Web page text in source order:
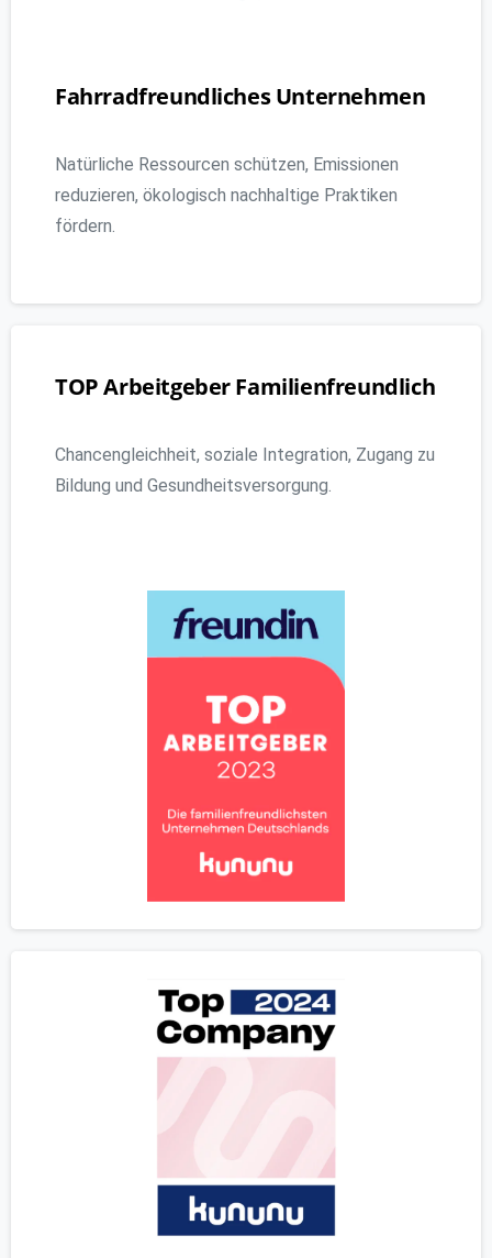
Fahrradfreundliches Unternehmen
Natürliche Ressourcen schützen, Emissionen
reduzieren, ökologisch nachhaltige Praktiken
fördern.
TOPArbeitgeberFamilienfreundlich
Chancengleichheit, soziale Integration, Zugang zu
Bildung und Gesundheitsversorgung.